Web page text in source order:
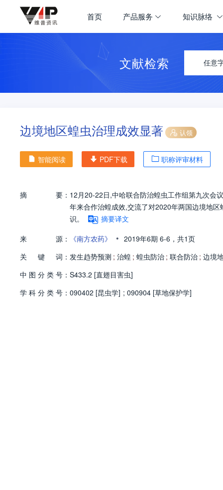
首页 产品服务 知识脉络
文献检索 任意
边境地区蝗虫治理成效显著 认领
智能阅读 PDF下载 职称评审材料
摘 要： 12月20-22日,中哈联合防治蝗虫工作组第九次会
年来合作治蝗成效,交流了对2020年两国边境地
识。
摘要译文
来
源： 《南方农药》 • 2019年6期 6-6， 共1页
关
键 词： 发生趋势预测 ; 治蝗 ; 蝗虫防治 ; 联合防治 ; 边境
中 图 分 类 号： S433.2 [直翅目害虫]
学 科 分 类 号： 090402 [昆虫学] ; 090904 [草地保护学]